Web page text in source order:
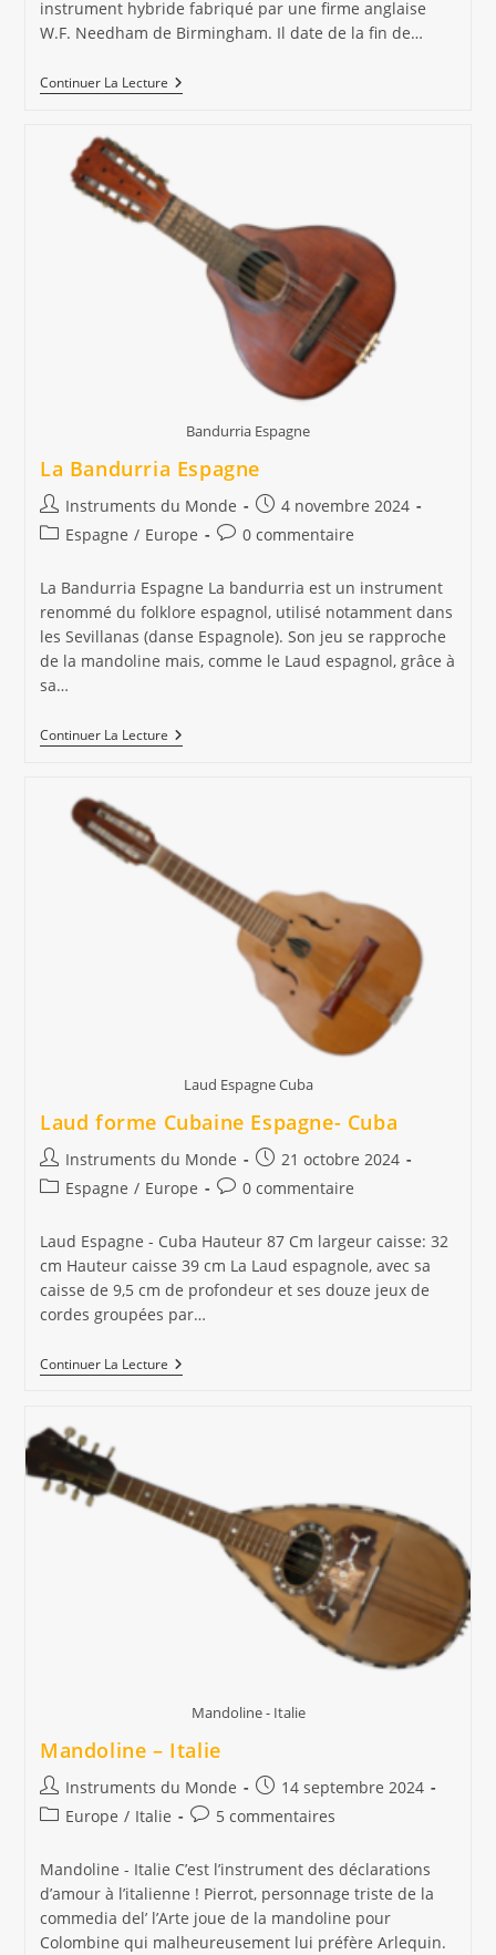
instrument hybride fabriqué par une firme anglaise
W.F. Needham de Birmingham. Il date de la fin de…
Continuer La LectureEnglish
Métallophone
Bandurria Espagne
La Bandurria Espagne
Auteur/autrice
de
Instruments du Monde
Publication
publiée :
4 novembre 2024
PostEspagne / Europe
Commentaires
la
publication :
0 commentaire
La Bandurria Espagne La bandurria est un instrument
renommé du folklore espagnol, utilisé notamment dans
les Sevillanas (danse Espagnole). Son jeu se rapproche
de la mandoline mais, comme le Laud espagnol, grâce à
sa…
Continuer La LectureLa
Bandurria
Laud Espagne Cuba
Laud forme Cubaine Espagne- Cuba
Auteur/autrice
de
Instruments du Monde
Publication
publiée :
21 octobre 2024
PostEspagne / Europe
Commentaires
publication :
0 commentaire
Laud Espagne - Cuba Hauteur 87 Cm largeur caisse: 32
cm Hauteur caisse 39 cm La Laud espagnole, avec sa
caisse de 9,5 cm de profondeur et ses douze jeux de
cordes groupées par…
Continuer La LectureLaud
Forme
Mandoline - Italie
Mandoline – Italie
Auteur/autrice
de
Instruments du Monde
Publication
publiée :
14 septembre 2024
PostEurope / Italie
Commentaires
la
publication :
5 commentaires
Mandoline - Italie C’est l’instrument des déclarations
d’amour à l’italienne ! Pierrot, personnage triste de la
commedia del’ l’Arte joue de la mandoline pour
Colombine qui malheureusement lui préfère Arlequin.